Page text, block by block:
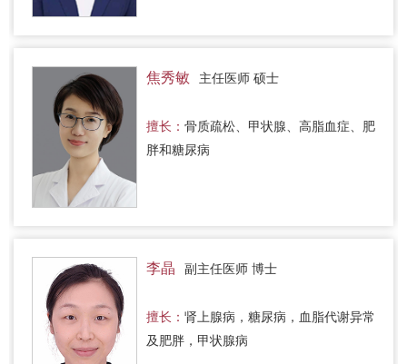
焦秀敏 主任医师 硕士
擅长： 骨质疏松、甲状腺、高脂血症、肥
胖和糖尿病
李晶 副主任医师 博士
擅长： 肾上腺病，糖尿病，血脂代谢异常
及肥胖，甲状腺病